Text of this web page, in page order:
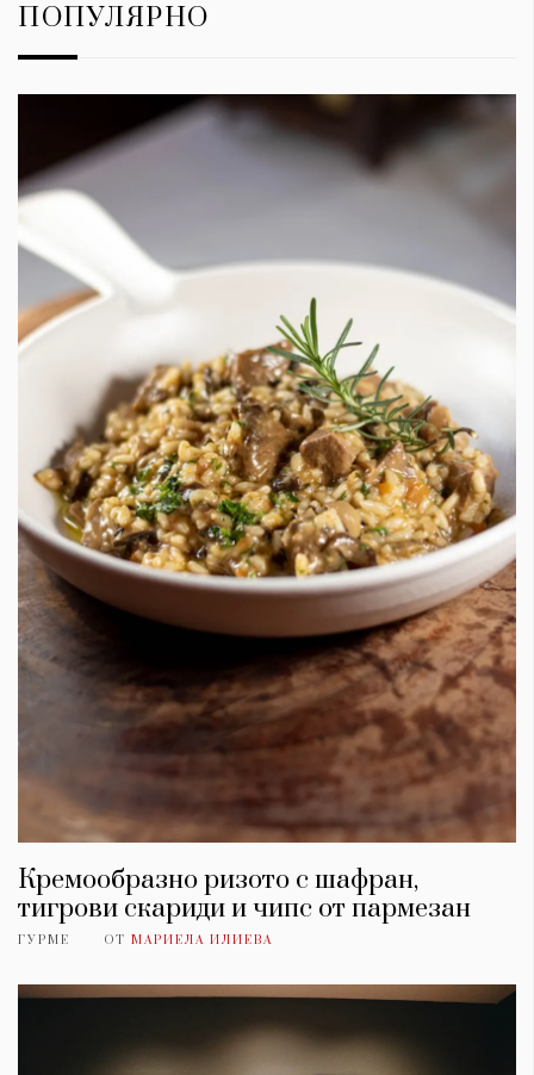
ПОПУЛЯРНО
Кремообразно ризото с шафран,
тигрови скариди и чипс от пармезан
ГУРМЕ ОТ МАРИЕЛА ИЛИЕВА